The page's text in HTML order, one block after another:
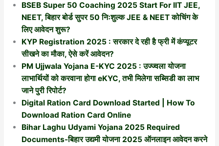
BSEB Super 50 Coaching 2025 Start For IIT JEE,
NEET, बिहार बोर्ड सुपर 50 निःशुल्क JEE & NEET कोचिंग के
लिए आवेदन शुरू?
KYP Registration 2025 : सरकार दे रही है फ्री में कंप्यूटर
सीखने का मौका, ऐसे करें आवेदन?
PM Ujjwala Yojana E-KYC 2025 : उज्ज्वला योजना
लाभार्थियों को करवाना होगा eKYC, तभी मिलेगा सब्सिडी का लाभ
जाने पुरी रिपोर्ट?
Digital Ration Card Download Started | How To
Download Ration Card Online
Bihar Laghu Udyami Yojana 2025 Required
Documents-बिहार उद्यमी योजना 2025 ऑनलाइन आवेदन करने